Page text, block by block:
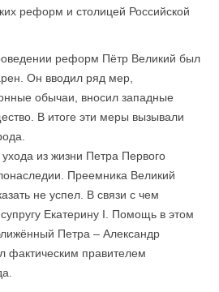
реформ и столицей Российской
реформ Пётр Великий был
Он вводил ряд мер,
обычаи, вносил западные
В итоге эти меры вызывали
из жизни Петра Первого
Преемника Великий
не успел. В связи с чем
Екатерину I. Помощь в этом
Петра – Александр
правителем